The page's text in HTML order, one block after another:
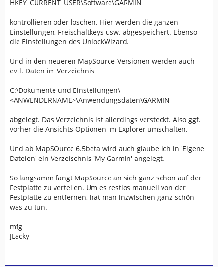
HKEY_CURRENT_USER\Software\GARMIN
kontrollieren oder löschen. Hier werden die ganzen
Einstellungen, Freischaltkeys usw. abgespeichert. Ebenso
die Einstellungen des UnlockWizard.
Und in den neueren MapSource-Versionen werden auch
evtl. Daten im Verzeichnis
C:\Dokumente und Einstellungen\
<ANWENDERNAME>\Anwendungsdaten\GARMIN
abgelegt. Das Verzeichnis ist allerdings versteckt. Also ggf.
vorher die Ansichts-Optionen im Explorer umschalten.
Und ab MapSOurce 6.5beta wird auch glaube ich in 'Eigene
Dateien' ein Verzeischnis 'My Garmin' angelegt.
So langsamm fängt MapSource an sich ganz schön auf der
Festplatte zu verteilen. Um es restlos manuell von der
Festplatte zu entfernen, hat man inzwischen ganz schön
was zu tun.
mfg
JLacky